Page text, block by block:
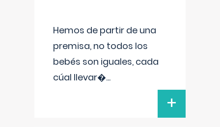
Hemos de partir de una
premisa, no todos los
bebés son iguales, cada
cúal llevar�...
+